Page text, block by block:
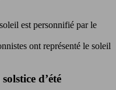
est personnifié par le
ont représenté le soleil
d’été